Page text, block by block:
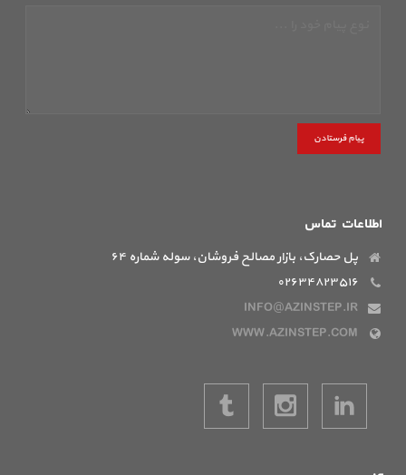
پیام فرستادن
اطلاعات تماس
پل حصارک، بازار مصالح فروشان، سوله شماره ۶۴
۰۲۶۳۴۸۲۳۵۱۶
INFO@AZINSTEP.IR
WWW.AZINSTEP.COM